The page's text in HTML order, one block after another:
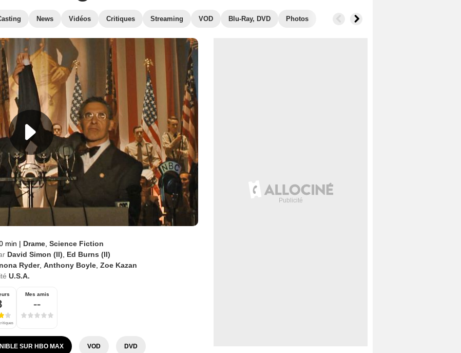
News Vidéos Critiques Streaming VOD Blu-Ray, DVD Photos
min | Drame Science Fiction
David Simon (II)
Ed Burns (II)
Ryder, Anthony Boyle Zoe Kazan
U.S.A.
Mes amis
--
SUR HBO MAX VOD DVD